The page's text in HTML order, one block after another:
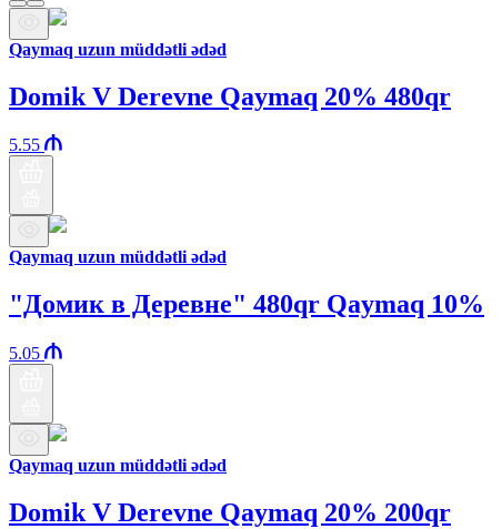
Qaymaq uzun müddətli ədəd
Domik V Derevne Qaymaq 20% 480qr
5.55
Qaymaq uzun müddətli ədəd
"Домик в Деревне" 480qr Qaymaq 10%
5.05
Qaymaq uzun müddətli ədəd
Domik V Derevne Qaymaq 20% 200qr